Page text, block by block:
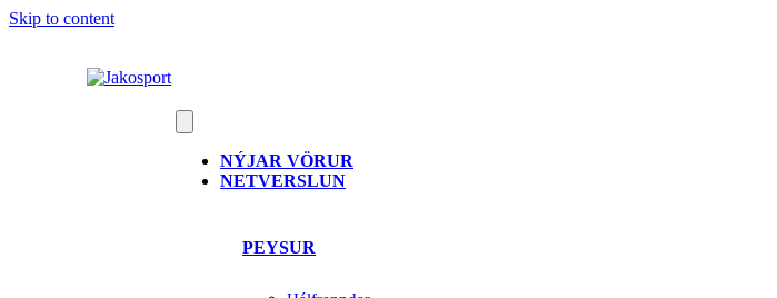
Skip to content
NÝJAR VÖRUR
NETVERSLUN
PEYSUR